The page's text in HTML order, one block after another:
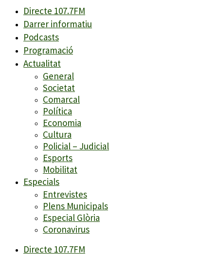
Directe 107.7FM
Darrer informatiu
Podcasts
Programació
Actualitat
General
Societat
Comarcal
Política
Economia
Cultura
Policial – Judicial
Esports
Mobilitat
Especials
Entrevistes
Plens Municipals
Especial Glòria
Coronavirus
Directe 107.7FM